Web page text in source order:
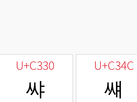
U+C330
쌰
U+C34C
썌